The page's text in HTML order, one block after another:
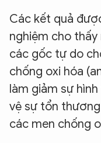
Các kết quả
nghiệm cho
các gốc tự do
chống oxi hóa
làm giảm sự
vệ sự tổn
các men chống